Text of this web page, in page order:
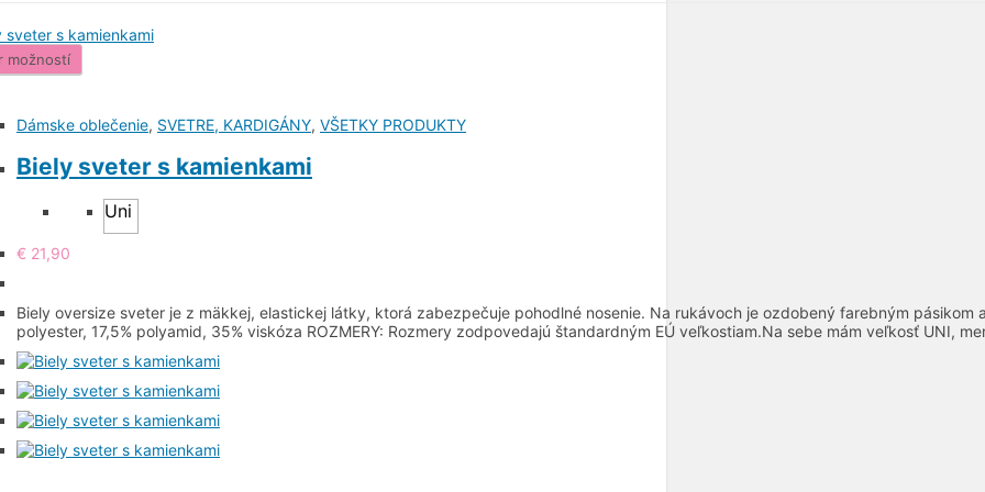
možností
Dámske oblečenie, SVETRE, KARDIGÁNY, VŠETKY PRODUKTY
Biely sveter s kamienkami
Uni
€ 21,90
Biely oversize sveter je z mäkkej, elastickej látky, ktorá zabezpečuje pohodlné nosenie. Na rukávoch je ozdobený farebným pásikom a
polyester, 17,5% polyamid, 35% viskóza ROZMERY: Rozmery zodpovedajú štandardným EÚ veľkostiam.Na sebe mám veľkosť UNI,